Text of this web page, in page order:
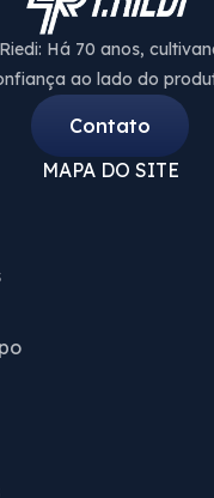
Há 70 anos,
ao lado do
Contato
MAPA DO SITE